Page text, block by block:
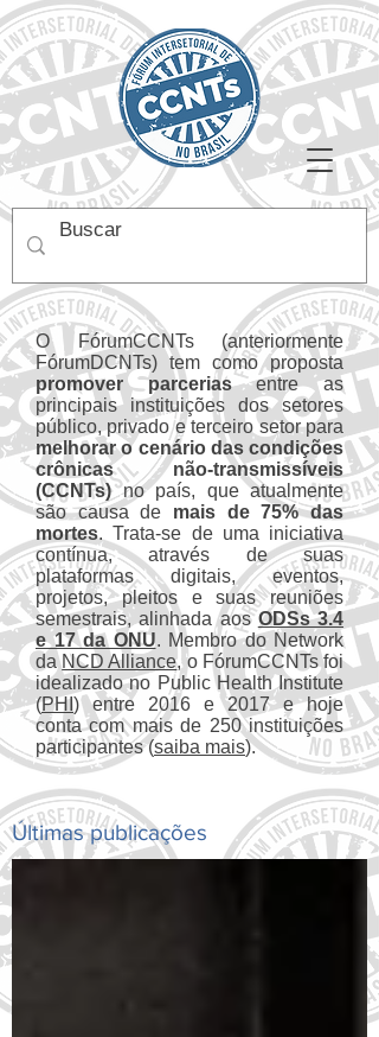
O FórumCCNTs (anteriormente
FórumDCNTs) tem como proposta
promover parceriasentre as
principais instituições dos setores
público, privado e terceiro setor para
melhorar o cenário das condições
crônicas não-transmissíveis
(CCNTs)no país, que atualmente
são causa de mais de 75% das
mortes. Trata-se de uma iniciativa
contínua, através de suas
plataformas digitais, eventos,
projetos, pleitos e suas reuniões
semestrais, alinhada aosODSs 3.4
e 17 da ONU. Membro do Network
daNCD Alliance, o FórumCCNTs foi
idealizado no Public Health Institute
(PHI) entre 2016 e 2017 e hoje
conta com mais de 250 instituições
participantes (saiba mais).
Últimas publicações